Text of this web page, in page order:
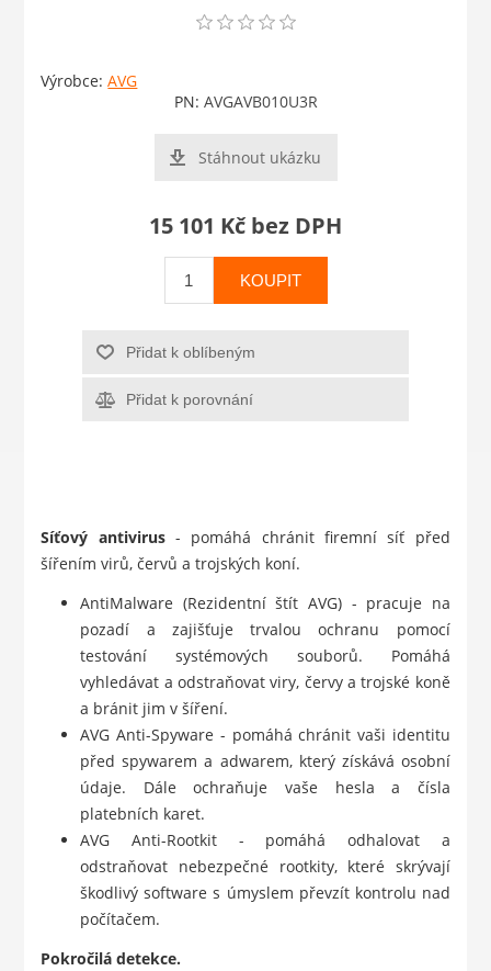
Výrobce: AVG
PN: AVGAVB010U3R
Stáhnout ukázku
15 101 Kč bez DPH
KOUPIT
Přidat k oblíbeným
Přidat k porovnání
Síťový antivirus- pomáhá chránit firemní síť před
šířením virů, červů a trojských koní.
AntiMalware (Rezidentní štít AVG) - pracuje na
pozadí a zajišťuje trvalou ochranu pomocí
testování systémových souborů. Pomáhá
vyhledávat a odstraňovat viry, červy a trojské koně
a bránit jim v šíření.
AVG Anti-Spyware - pomáhá chránit vaši identitu
před spywarem a adwarem, který získává osobní
údaje. Dále ochraňuje vaše hesla a čísla
platebních karet.
AVG Anti-Rootkit - pomáhá odhalovat a
odstraňovat nebezpečné rootkity, které skrývají
škodlivý software s úmyslem převzít kontrolu nad
počítačem.
Pokročilá detekce.